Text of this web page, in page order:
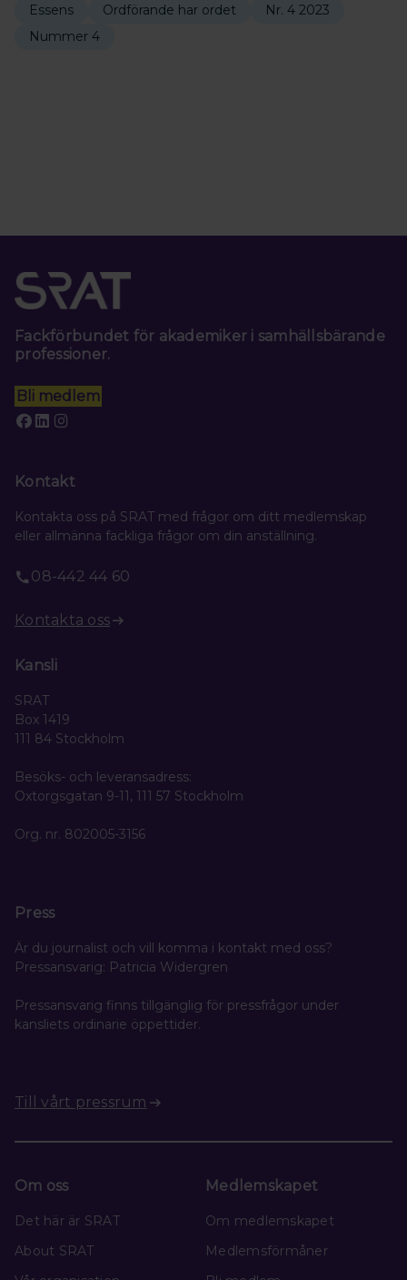
Essens Ordförande har ordet
Nr. 4 2023
Nummer 4
Fackförbundet för akademiker i samhällsbärande
professioner.
Bli medlem
Kontakt
Kontakta oss på SRAT med frågor om ditt medlemskap
eller allmänna fackliga frågor om din anställning.
08-442 44 60
Kontakta oss
Kansli
SRAT
Box 1419
111 84 Stockholm
Besöks- och leveransadress:
Oxtorgsgatan 9-11, 111 57 Stockholm
Org. nr. 802005-3156
Press
Är du journalist och vill komma i kontakt med oss?
Pressansvarig: Patricia Widergren
Pressansvarig finns tillgänglig för pressfrågor under
kansliets ordinarie öppettider.
Till vårt pressrum
Om oss
Det här är SRAT
About SRAT
Medlemskapet
Om medlemskapet
Medlemsförmåner